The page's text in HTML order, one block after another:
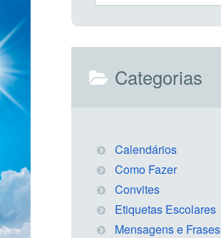
Categorias
Calendários
Como Fazer
Convites
Etiquetas Escolares
Mensagens e Frases